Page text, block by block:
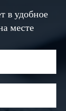
в удобное
месте